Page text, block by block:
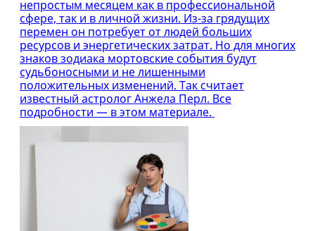
непростым месяцем как в профессиональной
сфере, так и в личной жизни. Из-за грядущих
перемен он потребует от людей больших
ресурсов и энергетических затрат. Но для многих
знаков зодиака мортовские события будут
судьбоносными и не лишенными
положительных изменений. Так считает
известный астролог Анжела Перл. Все
подробности — в этом материале.